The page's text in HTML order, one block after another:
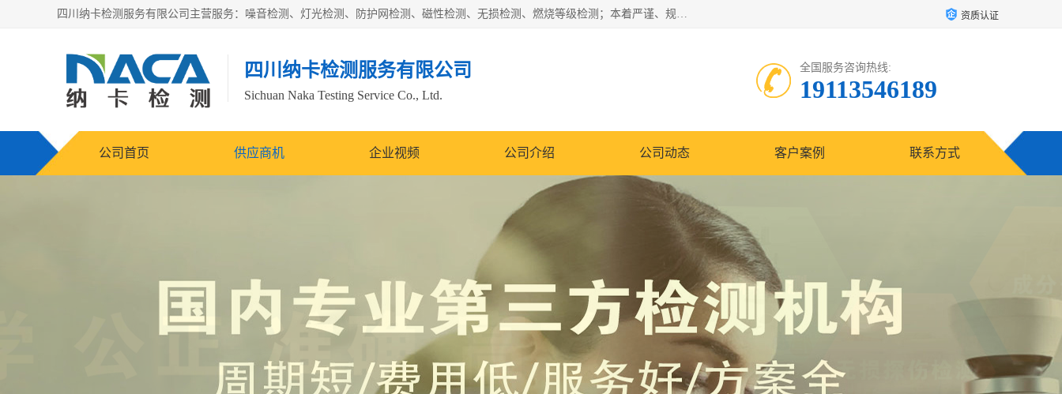
四川纳卡检测服务有限公司主营服务：噪音检测、灯光检测、防护网检测、磁性检测、无损检测、燃烧等级检测；本着严谨、规范的态度严格执行国家现行标准、规范及规程，奉行“科学公正、准确、持续改进、诚信服务”的企业价值和“科学、信誉、服务”的企业宗旨，竭诚为广大客户服务。 资质认证
四川纳卡检测服务有限公司
Sichuan Naka Testing Service Co., Ltd.
全国服务咨询热线:
19113546189
公司首页 供应商机 企业视频 公司介绍 公司动态 客户案例 联系方式